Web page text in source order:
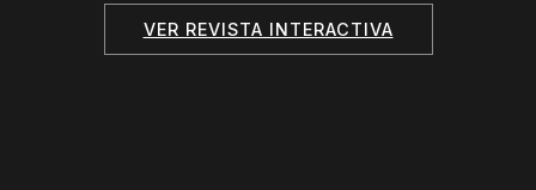
VER REVISTA INTERACTIVA